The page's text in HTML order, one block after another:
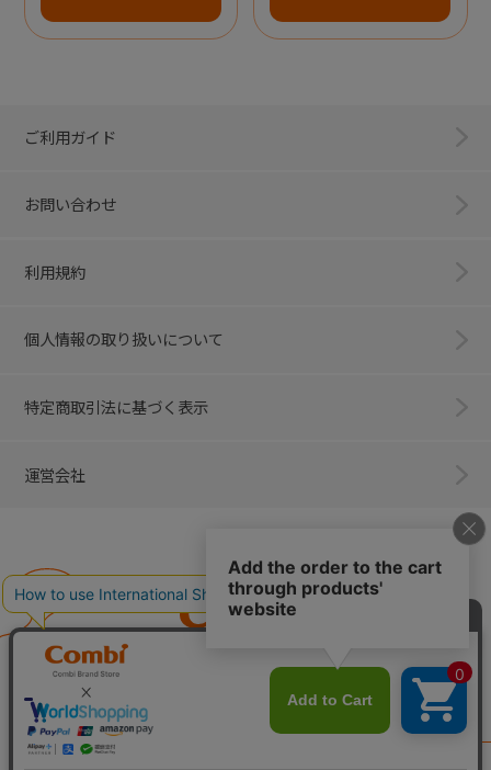
ご利用ガイド
お問い合わせ
利用規約
個人情報の取り扱いについて
特定商取引法に基づく表示
運営会社
子育てに、イノベーションを。
ベビー用品のコンビ株式会社